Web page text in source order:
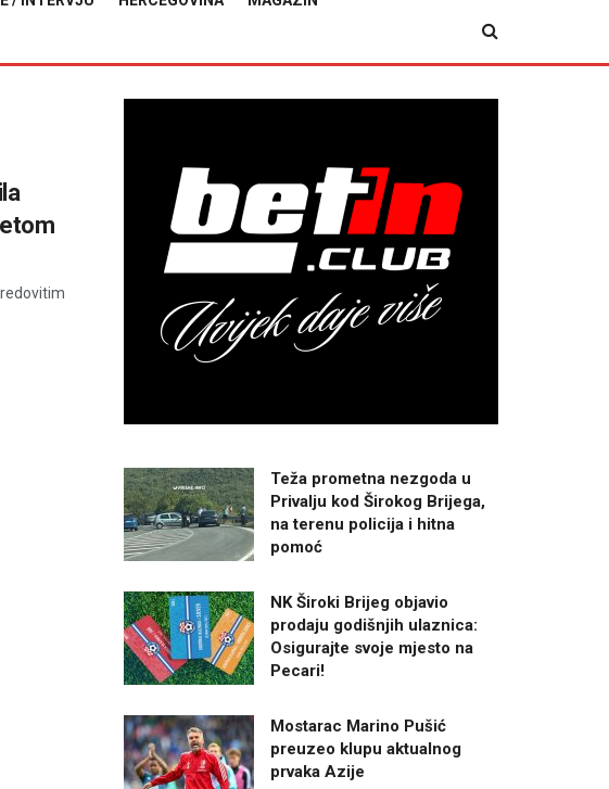
Teža prometna nezgoda u
Privalju kod Širokog Brijega,
na terenu policija i hitna
pomoć
NK Široki Brijeg objavio
prodaju godišnjih ulaznica:
Osigurajte svoje mjesto na
Pecari!
Mostarac Marino Pušić
preuzeo klupu aktualnog
prvaka Azije